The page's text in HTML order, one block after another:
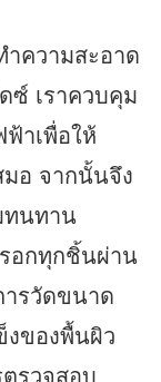
ำความสะอาด
ซ์ เราควบคุม
าเพื่อให้
มอ จากนั้นจึง
ทนทาน
อกทุกชิ้นผ่าน
รวัดขนาด
งของพื้นผิว
รวจสอบ